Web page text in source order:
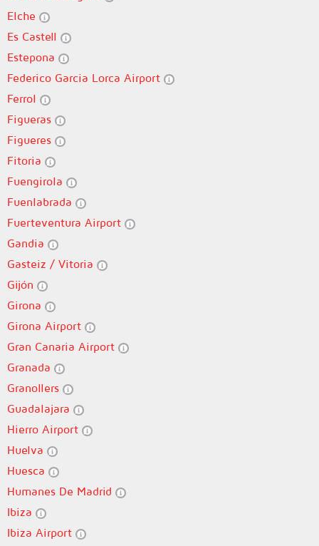
Elche
Es Castell
Estepona
Federico Garcia Lorca Airport
Ferrol
Figueras
Figueres
Fitoria
Fuengirola
Fuenlabrada
Fuerteventura Airport
Gandia
Gasteiz / Vitoria
Gijón
Girona
Girona Airport
Gran Canaria Airport
Granada
Granollers
Guadalajara
Hierro Airport
Huelva
Huesca
Humanes De Madrid
Ibiza
Ibiza Airport